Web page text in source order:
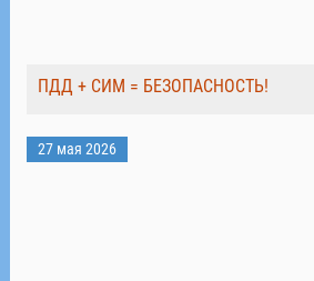
ПДД + СИМ = БЕЗОПАСНОСТЬ!
27 мая 2026